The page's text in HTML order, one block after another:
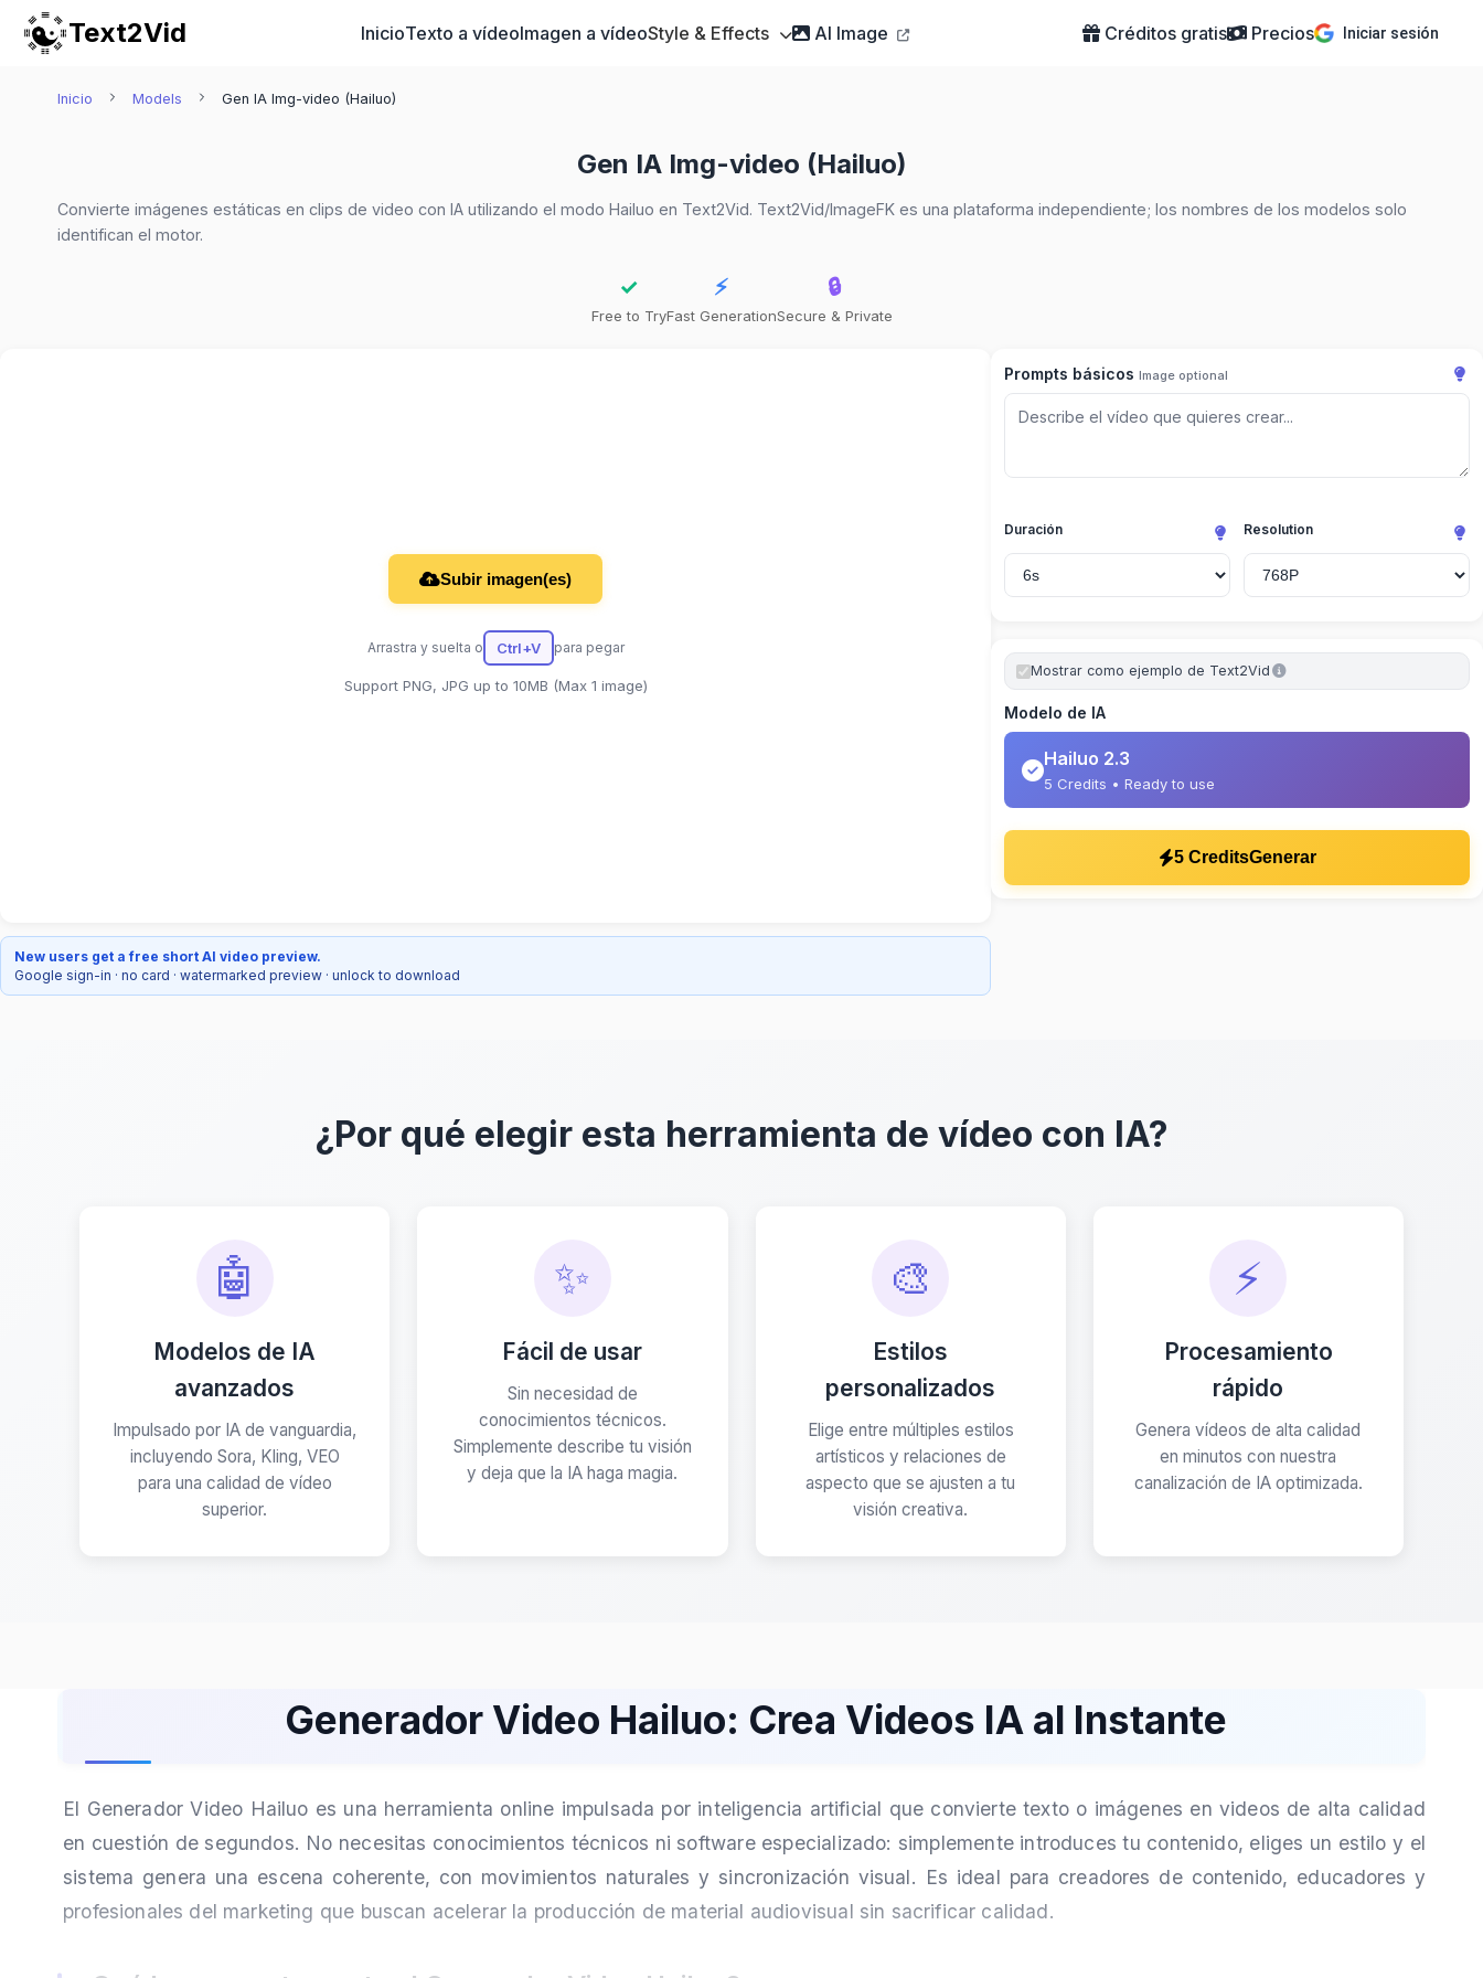
Text2Vid InicioTexto a vídeoImagen a vídeoStyle & Effects AI Image Créditos gratis Precios Iniciar sesión
Inicio Models Gen IA Img-video (Hailuo)
Gen IA Img-video (Hailuo)
Convierte imágenes estáticas en clips de video con IA utilizando el modo Hailuo en Text2Vid. Text2Vid/ImageFK es una plataforma independiente; los nombres de los modelos solo
identifican el motor.
✓
Free to Try
⚡
Fast Generation
🔒
Secure & Private
Subir imagen(es)
Arrastra y suelta o Ctrl+V para pegar
Support PNG, JPG up to 10MB (Max 1 image)
New users get a free short AI video preview.
Google sign-in · no card · watermarked preview · unlock to download
Prompts básicos Image optional
Duración Resolution
Mostrar como ejemplo de Text2Vid
Modelo de IA
Hailuo 2.3
5 Credits • Ready to use
5 CreditsGenerar
¿Por qué elegir esta herramienta de vídeo con IA?
🤖
Modelos de IA
avanzados
Impulsado por IA de vanguardia,
incluyendo Sora, Kling, VEO
para una calidad de vídeo
superior.
✨
Fácil de usar
Sin necesidad de
conocimientos técnicos.
Simplemente describe tu visión
y deja que la IA haga magia.
🎨
Estilos
personalizados
Elige entre múltiples estilos
artísticos y relaciones de
aspecto que se ajusten a tu
visión creativa.
⚡
Procesamiento
rápido
Genera vídeos de alta calidad
en minutos con nuestra
canalización de IA optimizada.
Generador Video Hailuo: Crea Videos IA al Instante
El Generador Video Hailuo es una herramienta online impulsada por inteligencia artificial que convierte texto o imágenes en videos de alta calidad
en cuestión de segundos. No necesitas conocimientos técnicos ni software especializado: simplemente introduces tu contenido, eliges un estilo y el
sistema genera una escena coherente, con movimientos naturales y sincronización visual. Es ideal para creadores de contenido, educadores y
profesionales del marketing que buscan acelerar la producción de material audiovisual sin sacrificar calidad.